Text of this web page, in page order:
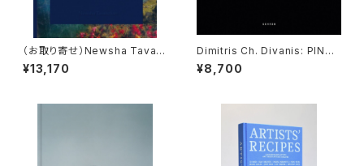
（お取り寄せ）Newsha Tavak
olian『Blank Pages of an Ir
anian Photo Album』
¥13,170
Dimitris Ch. Divanis: PINDU
S
¥8,700